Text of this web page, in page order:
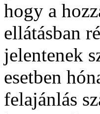
hogy a
ellátásban
jelentenek
esetben
felajánlás